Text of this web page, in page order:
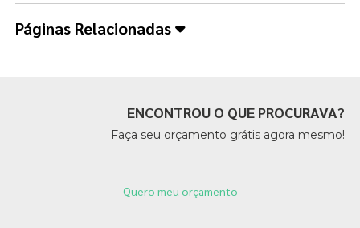
Páginas Relacionadas
ENCONTROU O QUE PROCURAVA?
Faça seu orçamento grátis agora mesmo!
Quero meu orçamento